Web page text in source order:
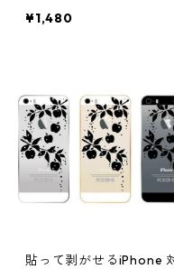
¥1,480
貼って剥がせるiPhone 対